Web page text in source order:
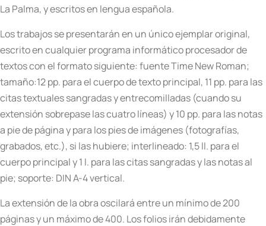
La Palma, y escritos en lengua española.
Los trabajos se presentarán en un único ejemplar original,
escrito en cualquier programa informático procesador de
textos con el formato siguiente: fuente Time New Roman;
tamaño:12 pp. para el cuerpo de texto principal, 11 pp. para las
citas textuales sangradas y entrecomilladas (cuando su
extensión sobrepase las cuatro líneas) y 10 pp. para las notas
a pie de página y para los pies de imágenes (fotografías,
grabados, etc.), si las hubiere; interlineado: 1,5 ll. para el
cuerpo principal y 1 l. para las citas sangradas y las notas al
pie; soporte: DIN A-4 vertical.
La extensión de la obra oscilará entre un mínimo de 200
páginas y un máximo de 400. Los folios irán debidamente